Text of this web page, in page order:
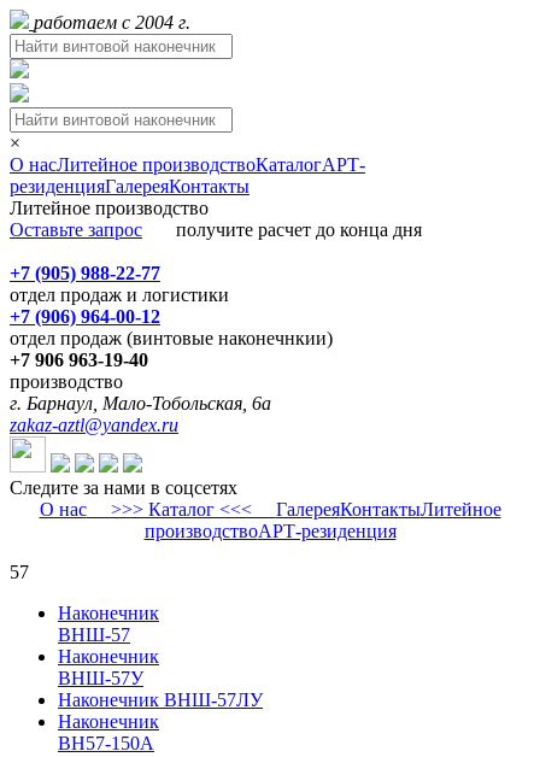
работаем с 2004 г.
×
О насЛитейное производствоКаталогАРТ-
резиденцияГалереяКонтакты
Литейное производство
Оставьте запрос получите расчет до конца дня
+7 (905) 988-22-77
отдел продаж и логистики
+7 (906) 964-00-12
отдел продаж (винтовые наконечнкии)
+7 906 963-19-40
производство
г. Барнаул, Мало-Тобольская, 6а
zakaz-aztl@yandex.ru
Следите за нами в соцсетях
О нас>>> Каталог <<< ГалереяКонтактыЛитейное
производствоАРТ-резиденция
57
Наконечник
ВНШ-57
Наконечник
ВНШ-57У
Наконечник ВНШ-57ЛУ
Наконечник
ВН57-150А